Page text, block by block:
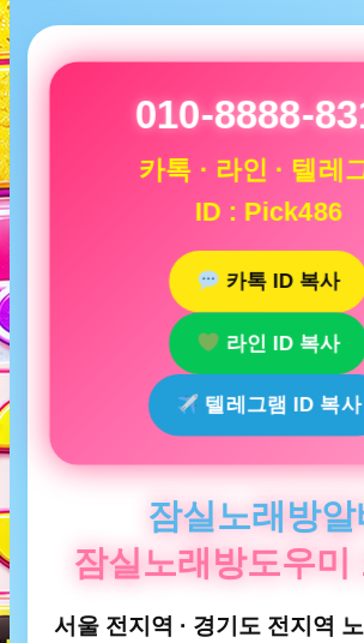
010-8888-
카톡 · 라인 · 텔레
ID : Pick486
카톡 ID 복사
라인 ID 복사
텔레그램 ID 복사
잠실노래방알
잠실노래방도우미
서울 전지역 · 경기도 전지역